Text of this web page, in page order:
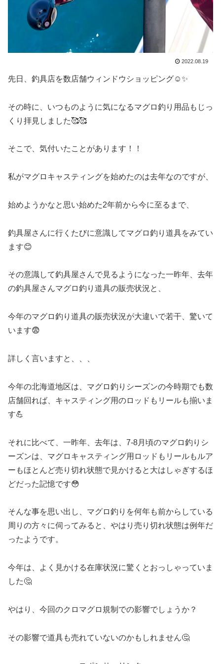
2022.08.19
先日、釣具店を数店舗ウィンドウショッピング☺️✨
その時に、いつものように気になるマグロ釣り用品もじっ
くり拝見しました🥰🥰
そこで、気付いたことがあります！！
私がマグロキャスティングを始めたのは去年なのですが、
始めようかなと思い始めた2年前から今に至るまで、
釣具屋さんに行くたびに意識してマグロ釣り道具をみてい
ます😊
その意識して釣具屋さんで見るようになった一昨年、去年
の釣具屋さんマグロ釣り道具の販売状況と、
今年のマグロ釣り道具の販売状況が大違いで若干、驚いて
います😨
詳しく言いますと、、、
今年の北海道地区は、マグロ釣りシーズンの今時期でも数
店舗回れば、キャスティング用のロッドもリールも揃いま
す💪
それに比べて、一昨年、去年は、7-8月頃のマグロ釣りシ
ーズンは、マグロキャスティング用ロッドもリールもルア
ーもほとんど売り切れ状態で見かけると大はしゃぎするほ
どだった記憶です😳
そんな事を思い出し、マグロ釣りを何年も前からしている
周りの方々に伺ってみると、やはり売り切れ状態は例年だ
ったようです。
今年は、よく見かける在庫状況に驚くとおっしゃっていま
した🤔
やはり、今回のクロマグロ規制での影響でしょうか？
その影響で道具も売れていないのかもしれません🤔